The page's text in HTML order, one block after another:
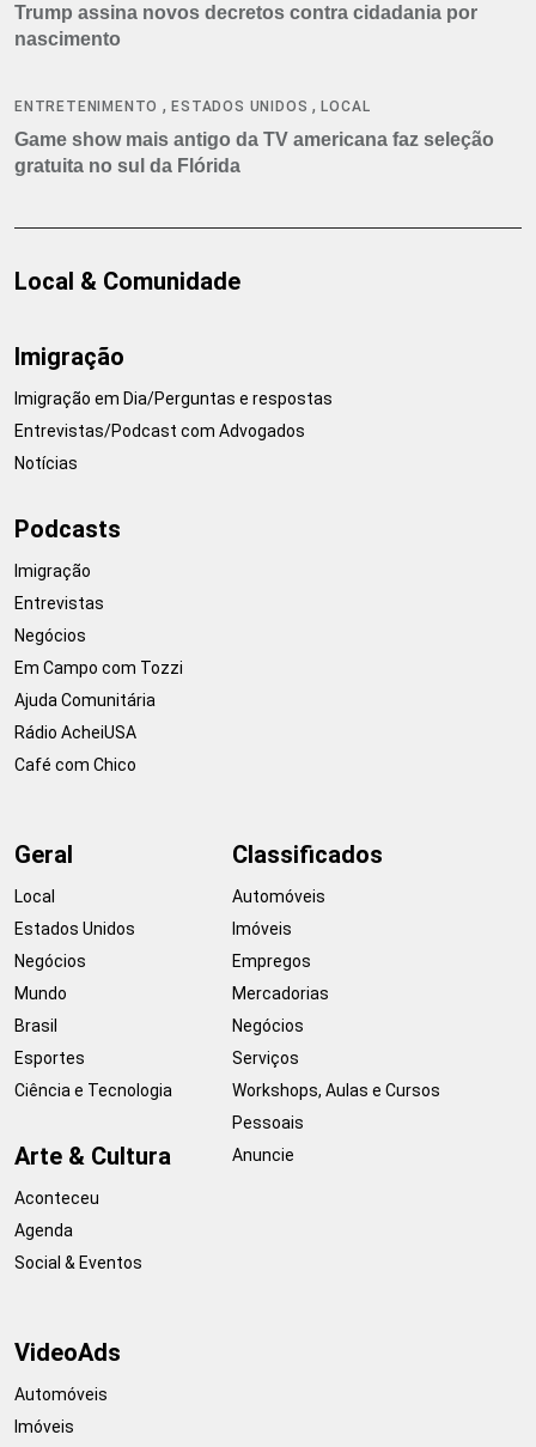
Trump assina novos decretos contra cidadania por
nascimento
ENTRETENIMENTO ,ESTADOS UNIDOS ,LOCAL
Game show mais antigo da TV americana faz seleção
gratuita no sul da Flórida
Local & Comunidade
Imigração
Imigração em Dia/Perguntas e respostas
Entrevistas/Podcast com Advogados
Notícias
Podcasts
Imigração
Entrevistas
Negócios
Em Campo com Tozzi
Ajuda Comunitária
Rádio AcheiUSA
Café com Chico
Geral
Local
Estados Unidos
Negócios
Mundo
Brasil
Esportes
Ciência e Tecnologia
Arte & Cultura
Aconteceu
Agenda
Social & Eventos
Classificados
Automóveis
Imóveis
Empregos
Mercadorias
Negócios
Serviços
Workshops, Aulas e Cursos
Pessoais
Anuncie
VideoAds
Automóveis
Imóveis